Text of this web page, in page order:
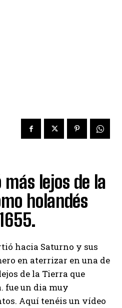
lejos de la
holandés
hacia Saturno y sus
en aterrizar en una de
de la Tierra que
fue un dia muy
Aquí tenéis un vídeo